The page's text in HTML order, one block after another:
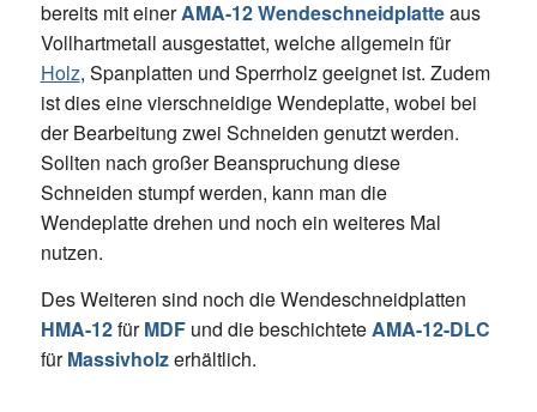
bereits mit einerAMA-12 Wendeschneidplatteaus
Vollhartmetall ausgestattet, welche allgemein für
Holz, Spanplatten und Sperrholz geeignet ist. Zudem
ist dies eine vierschneidige Wendeplatte, wobei bei
der Bearbeitung zwei Schneiden genutzt werden.
Sollten nach großer Beanspruchung diese
Schneiden stumpf werden, kann man die
Wendeplatte drehen und noch ein weiteres Mal
nutzen.
Des Weiteren sind noch die Wendeschneidplatten
HMA-12fürMDF und die beschichtete AMA-12-DLC
fürMassivholzerhältlich.